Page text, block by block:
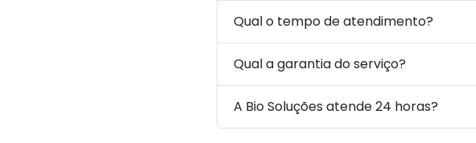
Qual o tempo de atendimento?
Qual a garantia do serviço?
A Bio Soluções atende 24 horas?